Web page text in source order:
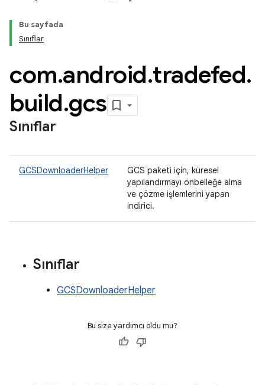
Bu sayfada
Sınıflar
com.android.tradefed.
build.gcs
Sınıflar
GCSDownloaderHelper
GCS paketi için, küresel
yapılandırmayı önbelleğe alma
ve çözme işlemlerini yapan
indirici.
Sınıflar
GCSDownloaderHelper
Bu size yardımcı oldu mu?